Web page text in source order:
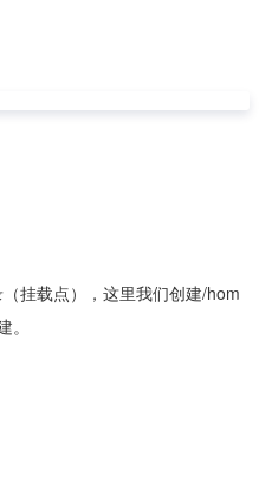
挂载点），这里我们创建/hom